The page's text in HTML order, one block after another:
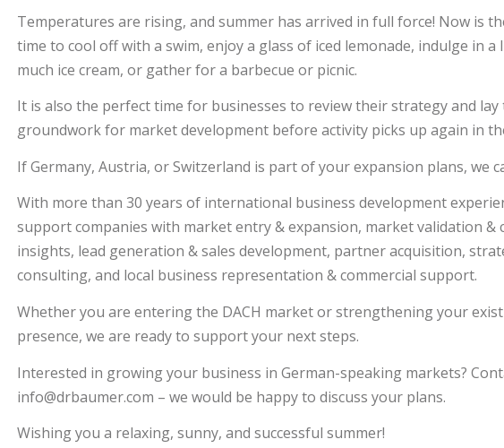
Temperatures are rising, and summer has arrived in full force! Now is
time to cool off with a swim, enjoy a glass of iced lemonade, indulge in
much ice cream, or gather for a barbecue or picnic.
It is also the perfect time for businesses to review their strategy and lay
groundwork for market development before activity picks up again in
If Germany, Austria, or Switzerland is part of your expansion plans, we
With more than 30 years of international business development
support companies with market entry & expansion, market validation &
insights, lead generation & sales development, partner acquisition,
consulting, and local business representation & commercial support.
Whether you are entering the DACH market or strengthening your
presence, we are ready to support your next steps.
Interested in growing your business in German-speaking markets?
info@drbaumer.com – we would be happy to discuss your plans.
Wishing you a relaxing, sunny, and successful summer!